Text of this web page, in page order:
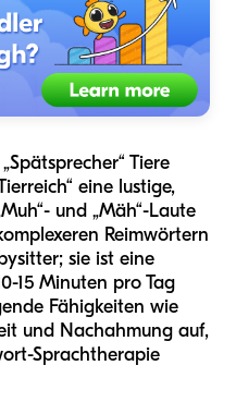
Tiere
eine lustige,
und „Mäh“-Laute
Reimwörtern
sie ist eine
15 Minuten pro Tag
Fähigkeiten wie
und Nachahmung auf,
Sprachtherapie